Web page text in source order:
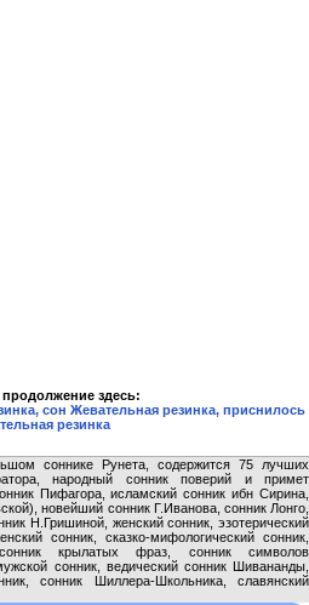
здесь:
сон Жевательная резинка, приснилось
резинка
соннике Рунета, содержится 75 лучших
народный сонник поверий и примет
Пифагора, исламский сонник ибн Сирина,
новейший сонник Г.Иванова, сонник Лонго,
Н.Гришиной, женский сонник, эзотерический
сонник, сказко-мифологический сонник,
крылатых фраз, сонник символов
сонник, ведический сонник Шивананды,
сонник Шиллера-Школьника, славянский